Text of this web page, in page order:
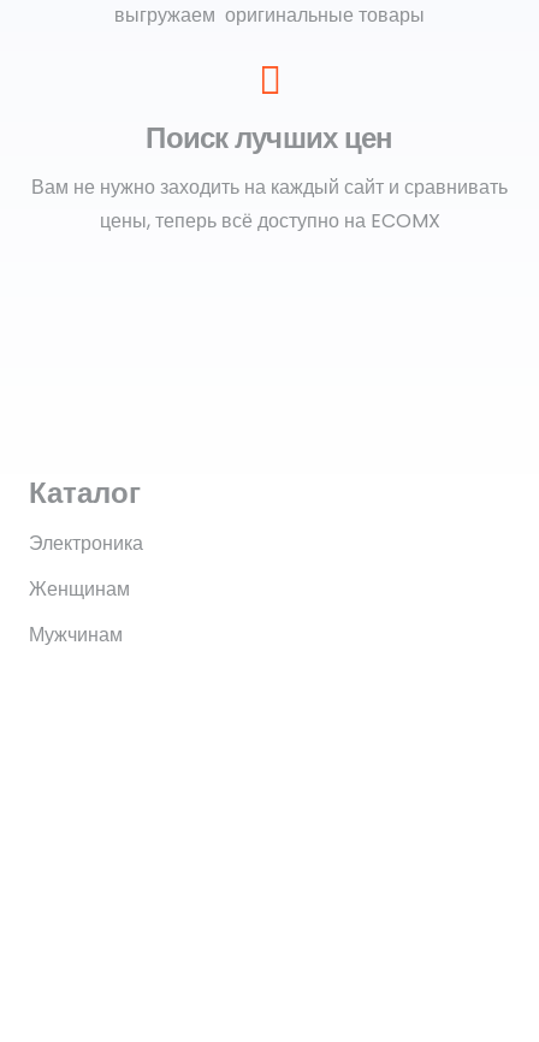
выгружаем оригинальные товары
Поиск лучших цен
Вам не нужно заходить на каждый сайт и сравнивать
цены, теперь всё доступно на ECOMX
Каталог
Электроника
Женщинам
Мужчинам